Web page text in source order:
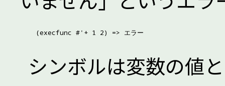
シンボルは変数の値